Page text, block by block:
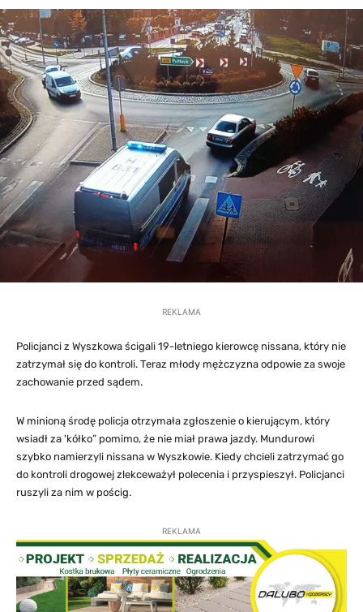
REKLAMA
Policjanci z Wyszkowa ścigali 19-letniego kierowcę nissana, który nie
zatrzymał się do kontroli. Teraz młody mężczyzna odpowie za swoje
zachowanie przed sądem.
W minioną środę policja otrzymała zgłoszenie o kierującym, który
wsiadł za 'kółko” pomimo, że nie miał prawa jazdy. Mundurowi
szybko namierzyli nissana w Wyszkowie. Kiedy chcieli zatrzymać go
do kontroli drogowej zlekceważył polecenia i przyspieszył. Policjanci
ruszyli za nim w pościg.
REKLAMA